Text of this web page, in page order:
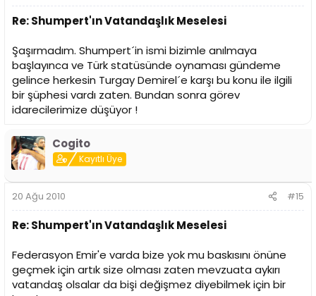
Re: Shumpert'ın Vatandaşlık Meselesi
Şaşırmadım. Shumpert´in ismi bizimle anılmaya
başlayınca ve Türk statüsünde oynaması gündeme
gelince herkesin Turgay Demirel´e karşı bu konu ile ilgili
bir şüphesi vardı zaten. Bundan sonra görev
idarecilerimize düşüyor !
Cogito
Kayıtlı Üye
20 Ağu 2010 #15
Re: Shumpert'ın Vatandaşlık Meselesi
Federasyon Emir'e varda bize yok mu baskısını önüne
geçmek için artık size olması zaten mevzuata aykırı
vatandaş olsalar da bişi değişmez diyebilmek için bir